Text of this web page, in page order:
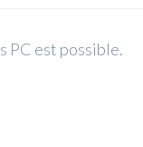
PC est possible.